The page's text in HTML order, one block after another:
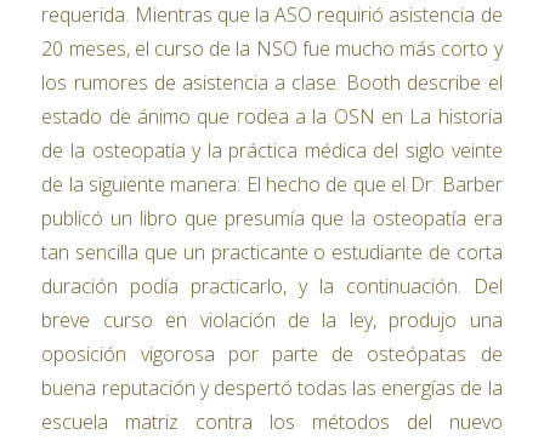
requerida. Mientras que la ASO requirió asistencia de
20 meses, el curso de la NSO fue mucho más corto y
los rumores de asistencia a clase. Booth describe el
estado de ánimo que rodea a la OSN en La historia
de la osteopatía y la práctica médica del siglo veinte
de la siguiente manera: El hecho de que el Dr. Barber
publicó un libro que presumía que la osteopatía era
tan sencilla que un practicante o estudiante de corta
duración podía practicarlo, y la continuación. Del
breve curso en violación de la ley, produjo una
oposición vigorosa por parte de osteópatas de
buena reputación y despertó todas las energías de la
escuela matriz contra los métodos del nuevo